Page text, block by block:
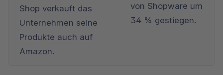
Shop verkauft das
Unternehmen seine
Produkte auch auf
Amazon.
von Shopware um
34 % gestiegen.